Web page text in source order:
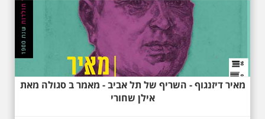
3.7.2026 - שישי בבוקר ב
10:00 אריק איינשטיין
סיור בסימן עשור
לפטירתו. סיור מיוחד
בעקבות חייו ושיריו -
מאיר דיזנגוף - השריף של תל אביב - מאמר ב סגולה מאת
אילן שחורי